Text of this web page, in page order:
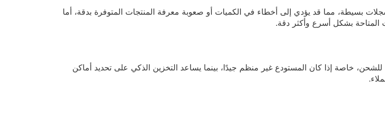
بسيطة، مما قد يؤدي إلى أخطاء في الكميات أو صعوبة معرفة المنتجات المتوفرة بدقة، أما
المتاحة بشكل أسرع وأكثر دقة.
خاصة إذا كان المستودع غير منظم جيدًا، بينما يساعد التخزين الذكي على تحديد أماكن